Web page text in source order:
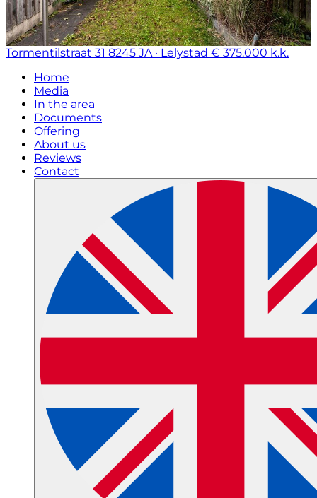
Tormentilstraat 31 8245 JA · Lelystad € 375.000 k.k.
Home
Media
In the area
Documents
Offering
About us
Reviews
Contact